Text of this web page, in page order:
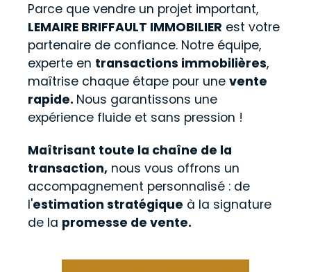
Parce que vendre un projet important,
LEMAIRE BRIFFAULT IMMOBILIER est votre
partenaire de confiance. Notre équipe,
experte en transactions immobilières,
maîtrise chaque étape pour une vente
rapide. Nous garantissons une
expérience fluide et sans pression !
Maîtrisant toute la chaîne de la
transaction, nous vous offrons un
accompagnement personnalisé : de
l'estimation stratégique à la signature
de la promesse de vente.